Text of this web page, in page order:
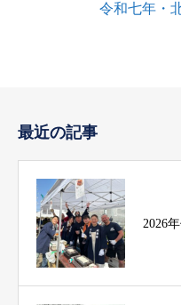
令和七年・
最近の記事
2026